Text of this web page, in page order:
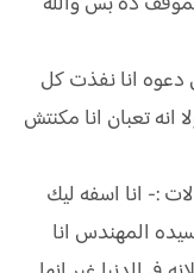
دعوه انا نفذت كل
انه تعبان انا مكنتش
:- انا اسفه ليك
المهندس انا